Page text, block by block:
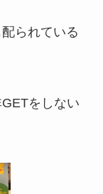
られている
をしない